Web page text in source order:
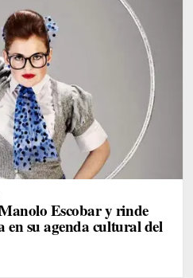
Escobar y rinde
su agenda cultural del